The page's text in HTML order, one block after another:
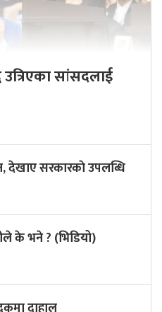
उत्रिएका सांसदलाई
देखाए सरकारकाे उपलब्धि
के भने ? (भिडियो)